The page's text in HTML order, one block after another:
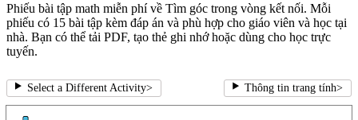
Phiếu bài tập math miễn phí về Tìm góc trong vòng kết nối. Mỗi
phiếu có 15 bài tập kèm đáp án và phù hợp cho giáo viên và học tại
nhà. Bạn có thể tải PDF, tạo thẻ ghi nhớ hoặc dùng cho học trực
tuyến.
Select a Different Activity> Thông tin trang tính>